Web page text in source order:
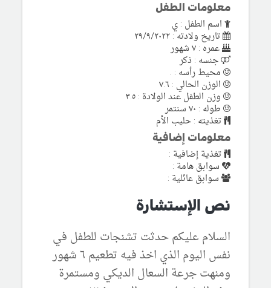
معلومات الطفل
اسم الطفل : ي
تاريخ ولادته : ٢٩/٩/٢٠٢٢
عمره : ٧ شهور
جنسه : ذكر
محيط رأسه : .
الوزن الحالي : ٧.٦
وزن الطفل عند الولادة : ٣.٥
طوله : ٧٠ سنتمر
تغذيته : حليب الأم
معلومات إضافية
تغذية إضافية :
سوابق هامة :
سوابق عائلية :
نص الإستشارة
السلام عليكم حدثت تشنجات للطفل في
نفس اليوم الذي اخذ فيه تطعيم ٦ شهور
ومنهت جرعة السعال الديكي ومستمرة